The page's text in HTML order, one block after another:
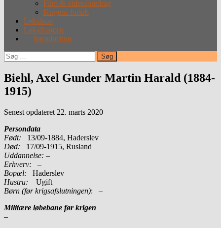
Film & videoforedrag
Krigens forløb
Leksikon
Lokalhistorie
Introduction
Søg
efter:
Biehl, Axel Gunder Martin Harald (1884-
1915)
Senest opdateret 22. marts 2020
Persondata
Født: 13/09-1884, Haderslev
Død: 17/09-1915, Rusland
Uddannelse: –
Erhverv: –
Bopæl: Haderslev
Hustru: Ugift
Børn (før krigsafslutningen): –
Militære løbebane før krigen
–